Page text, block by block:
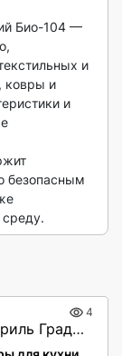
и
ковры и
и
безопасным
4
Продам Аэрогриль ГрадШеф Restare